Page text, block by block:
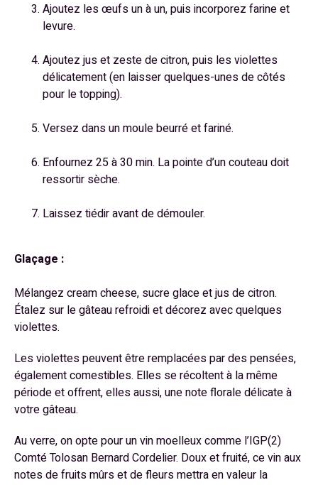
Ajoutez les œufs un à un, puis incorporez farine et
levure.
Ajoutez jus et zeste de citron, puis les violettes
délicatement (en laisser quelques-unes de côtés
pour le topping).
Versez dans un moule beurré et fariné.
Enfournez 25 à 30 min. La pointe d’un couteau doit
ressortir sèche.
Laissez tiédir avant de démouler.
Glaçage :
Mélangez cream cheese, sucre glace et jus de citron.
Étalez sur le gâteau refroidi et décorez avec quelques
violettes.
Les violettes peuvent être remplacées par des pensées,
également comestibles. Elles se récoltent à la même
période et offrent, elles aussi, une note florale délicate à
votre gâteau.
Au verre, on opte pour un vin moelleux comme l’IGP(2)
Comté Tolosan Bernard Cordelier. Doux et fruité, ce vin aux
notes de fruits mûrs et de fleurs mettra en valeur la